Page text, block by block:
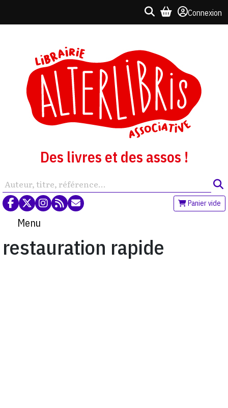
Connexion
Des livres et des assos !
Panier vide
Menu
restauration rapide